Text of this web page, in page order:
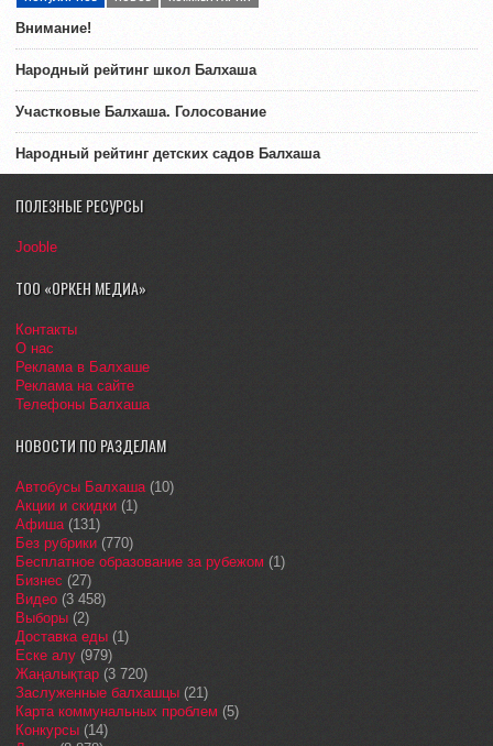
Внимание!
Народный рейтинг школ Балхаша
Участковые Балхаша. Голосование
Народный рейтинг детских садов Балхаша
ПОЛЕЗНЫЕ РЕСУРСЫ
Jooble
ТОО «ОРКЕН МЕДИА»
Контакты
О нас
Реклама в Балхаше
Реклама на сайте
Телефоны Балхаша
НОВОСТИ ПО РАЗДЕЛАМ
Автобусы Балхаша(10)
Акции и скидки (1)
Афиша(131)
Без рубрики (770)
Бесплатное образование за рубежом (1)
Бизнес (27)
Видео (3 458)
Выборы (2)
Доставка еды (1)
Еске алу (979)
Жаңалықтар (3 720)
Заслуженные балхашцы (21)
Карта коммунальных проблем (5)
Конкурсы (14)